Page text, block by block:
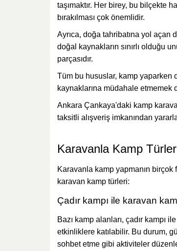
taşımaktır. Her birey, bu bilçekte
bırakılması çok önemlidir.
Ayrıca, doğa tahribatına yol açan
doğal kaynakların sınırlı olduğu
parçasıdır.
Tüm bu hususlar, kamp yaparken
kaynaklarına müdahale etmemek
Ankara Çankaya'daki kamp
taksitli alışveriş imkanından
Karavanla Kamp
Karavanla kamp yapmanın birçok
karavan kamp türleri:
Çadır kampı ile karavan
Bazı kamp alanları, çadır kampı
etkinliklere katılabilir. Bu durum,
sohbet etme gibi aktiviteler